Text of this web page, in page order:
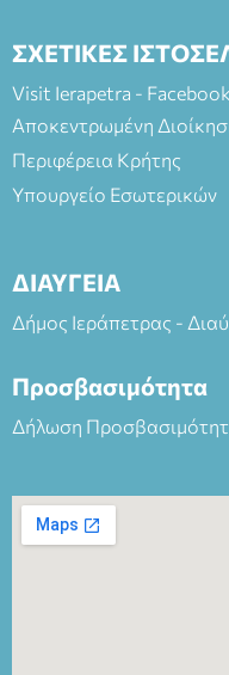
ΣΧΕΤΙΚΕΣ
Visit Ierapetra -
Αποκεντρωμένη
Περιφέρεια Κρήτης
Υπουργείο Εσωτερικών
ΔΙΑΥΓΕΙΑ
Δήμος Ιεράπετρας -
Προσβασιμότητα
Δήλωση